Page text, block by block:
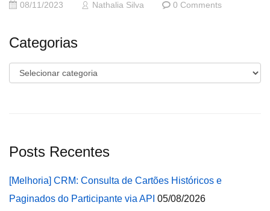
08/11/2023 Nathalia Silva 0 Comments
Categorias
Categorias
Posts Recentes
[Melhoria] CRM: Consulta de Cartões Históricos e
Paginados do Participante via API 05/08/2026